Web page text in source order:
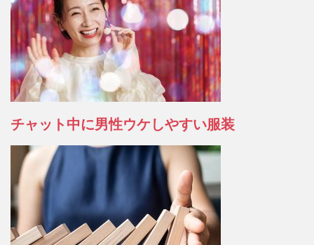
チャット中に男性ウケしやすい服装